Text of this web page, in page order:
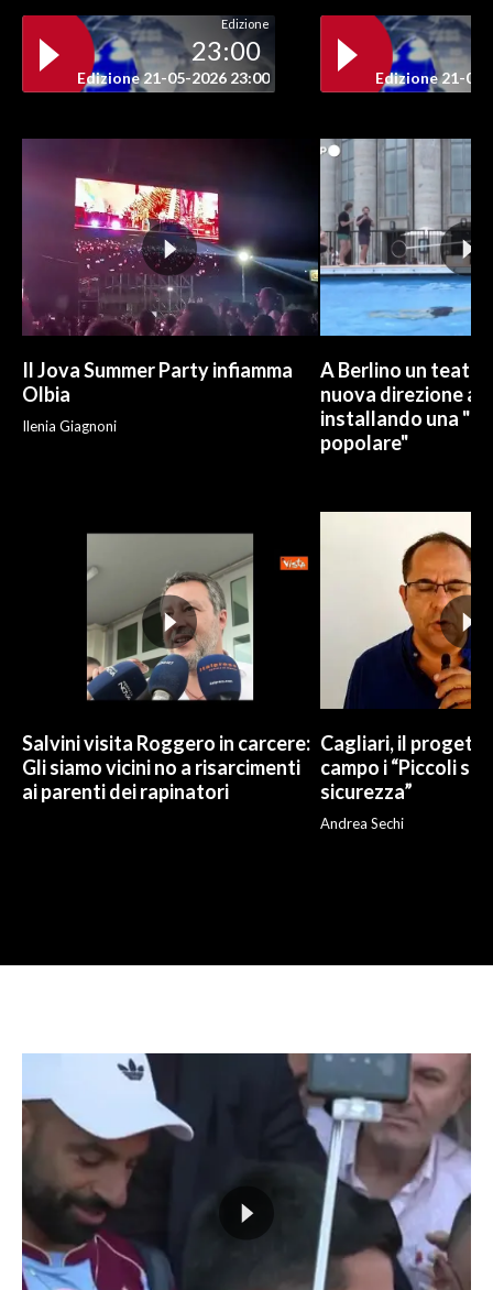
Edizione
23:00
Edizione 21-05-2026 23:00 Edizione 21-05-
Il Jova Summer Party infiamma
Olbia
Ilenia Giagnoni
A Berlino un
nuova direzione
installando una
popolare"
Salvini visita Roggero in carcere:
Gli siamo vicini no a risarcimenti
ai parenti dei rapinatori
Cagliari, il
campo i “Piccoli
sicurezza”
Andrea Sechi